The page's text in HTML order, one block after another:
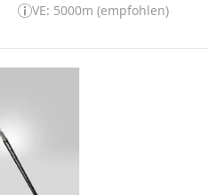
VE: 5000m (empfohlen)